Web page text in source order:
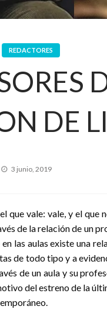
REDACTORES
DE
Publicado
3 junio, 2019
que vale: vale, y el que
de la relación de un
en las aulas existe una
de todo tipo y a
de un aula y su
del estreno de la